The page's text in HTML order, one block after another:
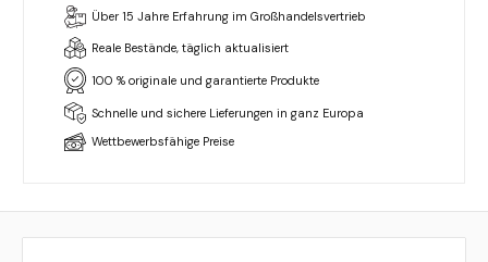
Über 15 Jahre Erfahrung im Großhandelsvertrieb
Reale Bestände, täglich aktualisiert
100 % originale und garantierte Produkte
Schnelle und sichere Lieferungen in ganz Europa
Wettbewerbsfähige Preise